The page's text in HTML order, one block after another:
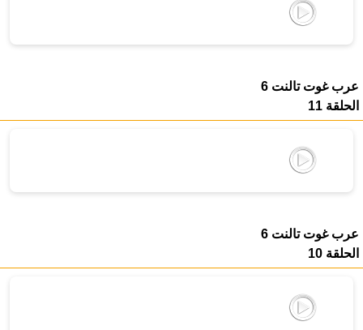
عرب غوت تالنت 6
الحلقة 11
عرب غوت تالنت 6
الحلقة 10